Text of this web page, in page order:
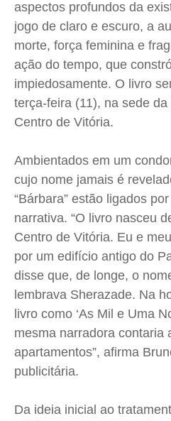
Cidades
Direitos
Economia
Cultura
Caetano Roque
Jr Mignone (in memorian)
Wanda Sily
Quem Somos
Expediente
Contato
Anuncie
Termos de Uso
Cidades
Direitos
Economia
Cultura
Caetano Roque
Jr Mignone (in memorian)
Wanda Sily
Quem Somos
Expediente
Contato
Anuncie
Termos de Uso
Cidades
Direitos
Economia
Cultura
Caetano Roque
Jr Mignone (in memorian)
Wanda Sily
Quem Somos
Expediente
Contato
Anuncie
Termos de Uso
Cidades
Direitos
Economia
Cultura
Caetano Roque
Jr Mignone (in memorian)
Wanda Sily
Quem Somos
Expediente
Contato
Anuncie
Termos de Uso
aspectos profundos da
jogo de claro e escuro, a
morte, força feminina e
ação do tempo, que
impiedosamente. O livro
terça-feira (11), na sede
Centro de Vitória.
Ambientados em um
cujo nome jamais é
“Bárbara” estão ligados
narrativa. “O livro nasceu
Centro de Vitória. Eu e
por um edifício antigo do
disse que, de longe, o
lembrava Sherazade. Na
livro como ‘As Mil e Uma
mesma narradora contaria
apartamentos”, afirma
publicitária.
Da ideia inicial ao